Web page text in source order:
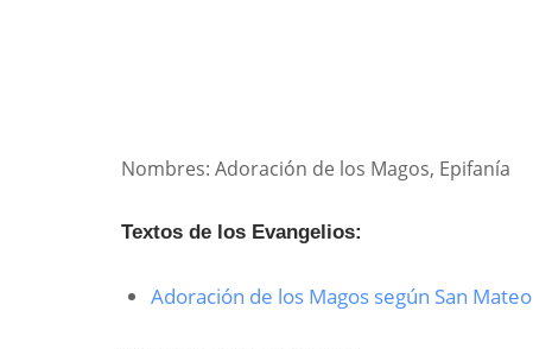
Nombres: Adoración de los Magos, Epifanía
Textos de los Evangelios:
Adoración de los Magos según San Mateo